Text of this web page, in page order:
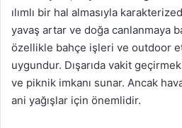
ılımlı bir hal almasıyla
yavaş artar ve doğa canlanmaya
özellikle bahçe işleri ve outdoor
uygundur. Dışarıda vakit
ve piknik imkanı sunar. Ancak
ani yağışlar için önemlidir.